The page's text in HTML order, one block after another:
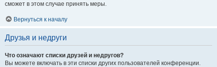
сможет в этом случае принять меры.
Вернуться к началу
Друзья и недруги
Что означают списки друзей и недругов?
Вы можете включать в эти списки других пользователей конференции.